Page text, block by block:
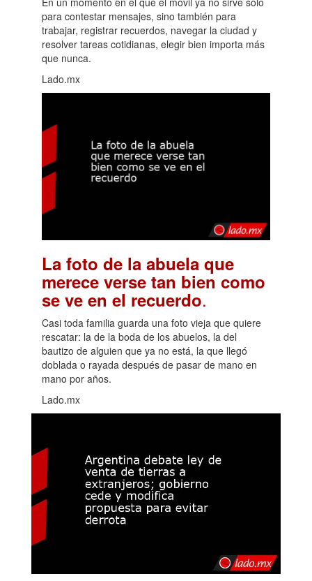
para contestar mensajes, sino también para
trabajar, registrar recuerdos, navegar la ciudad y
resolver tareas cotidianas, elegir bien importa más
que nunca.
Lado.mx
La foto de la abuela que
merece verse tan bien como
se ve en el recuerdo.
Casi toda familia guarda una foto vieja que quiere
rescatar: la de la boda de los abuelos, la del
bautizo de alguien que ya no está, la que llegó
doblada o rayada después de pasar de mano en
mano por años.
Lado.mx